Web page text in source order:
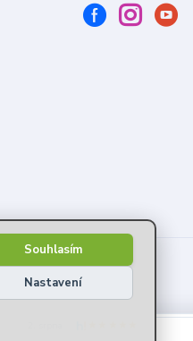
Nastavení
Souhlasím